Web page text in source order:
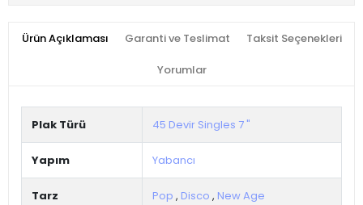
Ürün Açıklaması Garanti ve Teslimat Taksit Seçenekleri
Yorumlar
Plak Türü 45 Devir Singles 7 "
Yapım Yabancı
Tarz Pop , Disco , New Age